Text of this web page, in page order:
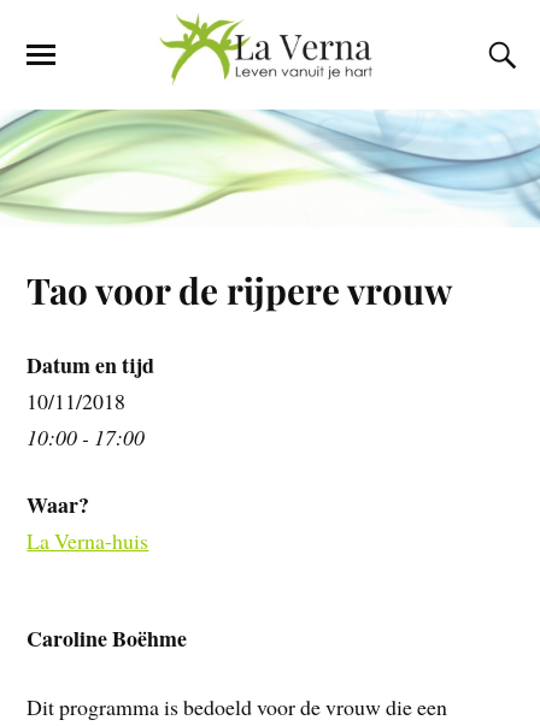
Tao voor de rijpere vrouw
Datum en tijd
10/11/2018
10:00 - 17:00
Waar?
La Verna-huis
Caroline Boëhme
Dit programma is bedoeld voor de vrouw die een